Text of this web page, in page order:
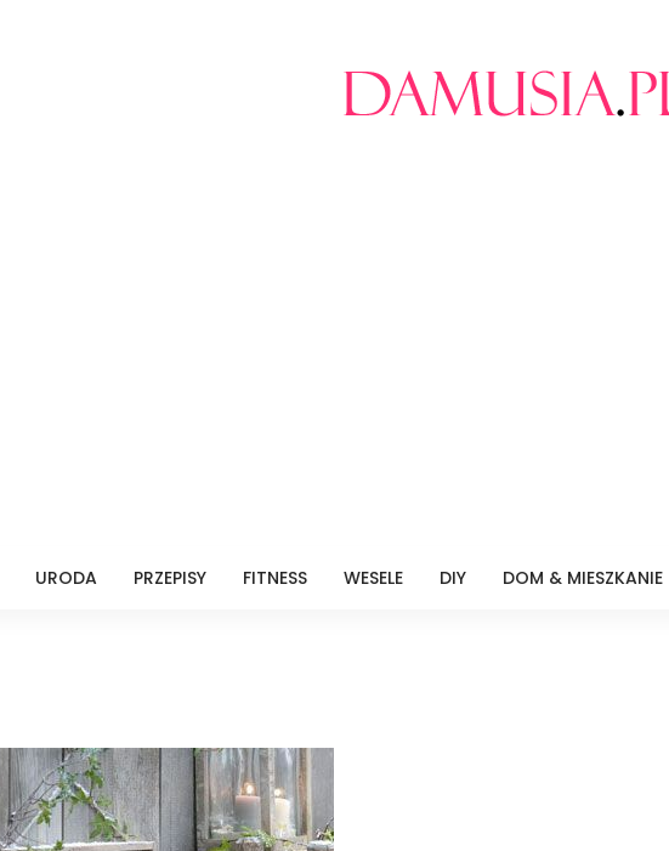
URODA PRZEPISY FITNESS WESELE DIY DOM & MIESZKANIE